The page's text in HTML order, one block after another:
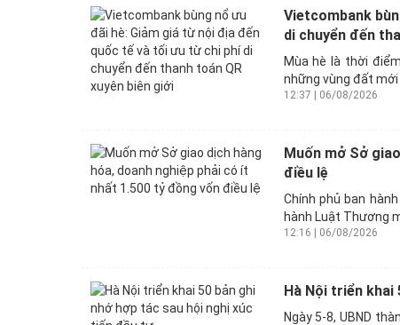
Vietcombank
di chuyển đến
Mùa hè là thời
những vùng đất mới
12:37 | 06/08/2026
Muốn mở Sở
điều lệ
Chính phủ ban
hành Luật Thương
12:16 | 06/08/2026
Hà Nội triển khai
Ngày 5-8, UBND